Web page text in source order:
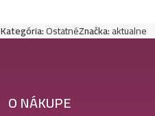
Kategória:OstatnéZnačka:aktualne
O NÁKUPE